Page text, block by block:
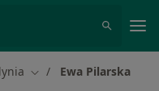
Zmień miasto
Ewa Pilarska